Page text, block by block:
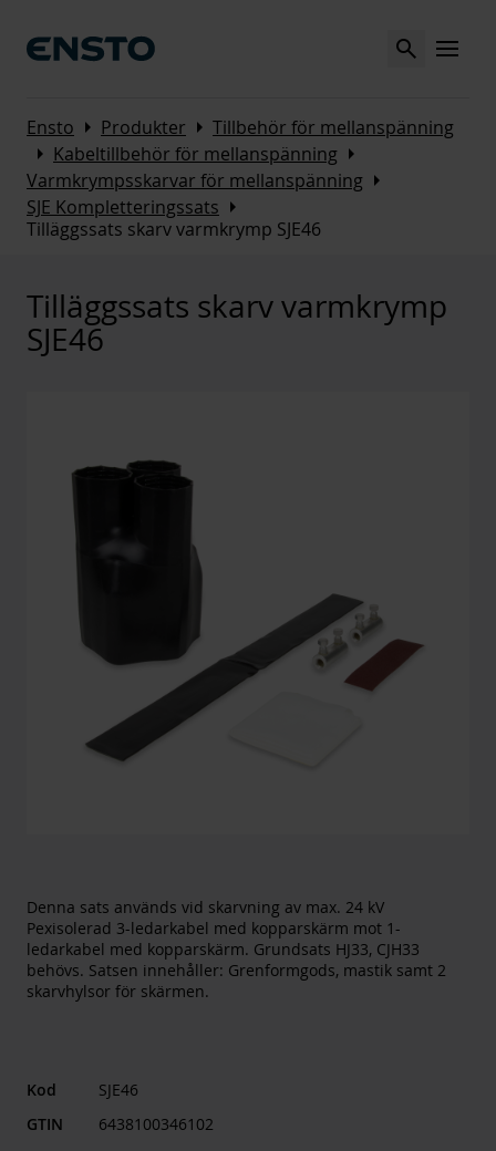
Search MENU
Ensto Arrow_right Produkter Arrow_right Tillbehör för mellanspänning
Arrow_right Kabeltillbehör för mellanspänning Arrow_right
Varmkrympsskarvar för mellanspänning Arrow_right
SJE Kompletteringssats Arrow_right
Tilläggssats skarv varmkrymp SJE46
Tilläggssats skarv varmkrymp
SJE46
Denna sats används vid skarvning av max. 24 kV
Pexisolerad 3-ledarkabel med kopparskärm mot 1-
ledarkabel med kopparskärm. Grundsats HJ33, CJH33
behövs. Satsen innehåller: Grenformgods, mastik samt 2
skarvhylsor för skärmen.
Kod
SJE46
GTIN
6438100346102